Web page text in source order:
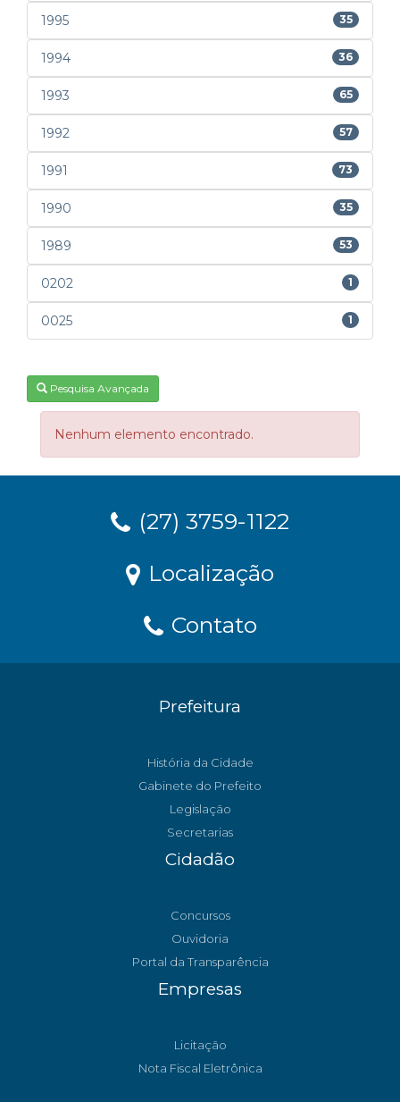
1995 35
1994 36
1993 65
1992 57
1991 73
1990 35
1989 53
0202 1
0025 1
Pesquisa Avançada
Nenhum elemento encontrado.
(27) 3759-1122
Localização
Contato
Prefeitura
História da Cidade
Gabinete do Prefeito
Legislação
Secretarias
Cidadão
Concursos
Ouvidoria
Portal da Transparência
Empresas
Licitação
Nota Fiscal Eletrônica